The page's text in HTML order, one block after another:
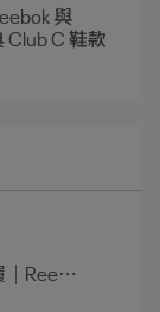
與
C 鞋款
｜Ree⋯